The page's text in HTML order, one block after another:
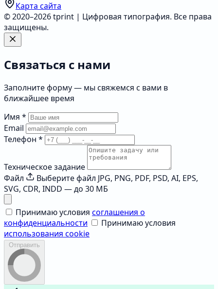
Карта сайта
© 2020–2026 tprint | Цифровая типография. Все права
защищены.
Связаться с нами
Заполните форму — мы свяжемся с вами в
ближайшее время
Имя *
Email
Телефон *
Техническое задание
Файл
Выберите файл JPG, PNG, PDF, PSD, AI, EPS,
SVG, CDR, INDD — до 30 МБ
Принимаю условия соглашения о
конфиденциальности
Принимаю условия
использования cookie
Отправить